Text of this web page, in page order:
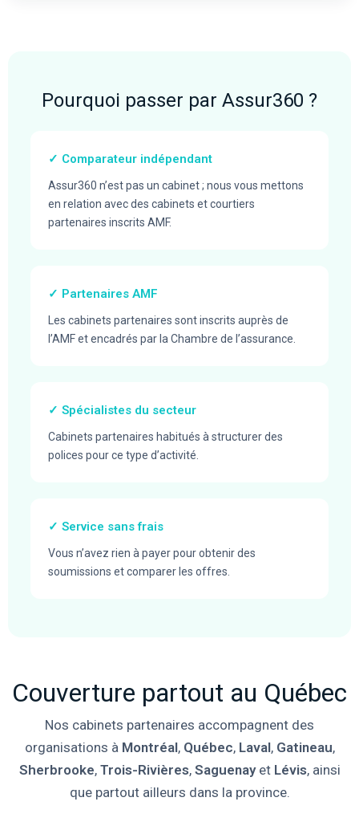
Pourquoi passer par Assur360 ?
✓ Comparateur indépendant
Assur360 n’est pas un cabinet ; nous vous mettons
en relation avec des cabinets et courtiers
partenaires inscrits AMF.
✓ Partenaires AMF
Les cabinets partenaires sont inscrits auprès de
l’AMF et encadrés par la Chambre de l’assurance.
✓ Spécialistes du secteur
Cabinets partenaires habitués à structurer des
polices pour ce type d’activité.
✓ Service sans frais
Vous n’avez rien à payer pour obtenir des
soumissions et comparer les offres.
Couverture partout au Québec
Nos cabinets partenaires accompagnent des
organisations à Montréal, Québec, Laval, Gatineau,
Sherbrooke, Trois-Rivières, Saguenayet Lévis, ainsi
que partout ailleurs dans la province.